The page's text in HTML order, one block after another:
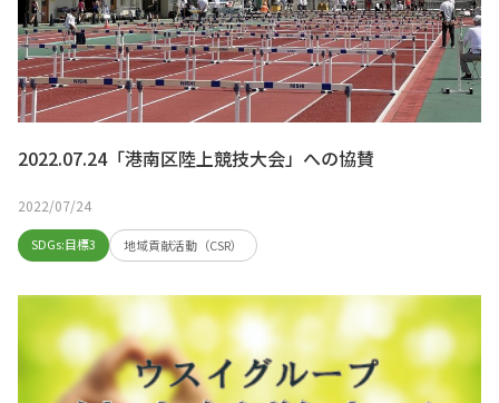
2022.07.24「港南区陸上競技大会」への協賛
2022/07/24
SDGs:目標3 地域貢献活動（CSR）